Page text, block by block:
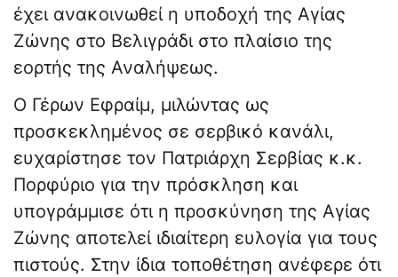
έχει ανακοινωθεί η υποδοχή της Αγίας
Ζώνης στο Βελιγράδι στο πλαίσιο της
εορτής της Αναλήψεως.
Ο Γέρων Εφραίμ, μιλώντας ως
προσκεκλημένος σε σερβικό κανάλι,
ευχαρίστησε τον Πατριάρχη Σερβίας κ.κ.
Πορφύριο για την πρόσκληση και
υπογράμμισε ότι η προσκύνηση της Αγίας
Ζώνης αποτελεί ιδιαίτερη ευλογία για τους
πιστούς. Στην ίδια τοποθέτηση ανέφερε ότι